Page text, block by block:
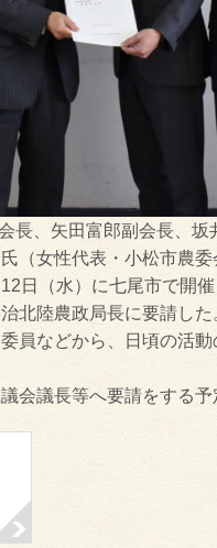
長、矢田富郎副会長、
（女性代表・小松市農
日（水）に七尾市で開
北陸農政局長に要請した
員などから、日頃の活
会議長等へ要請をする予